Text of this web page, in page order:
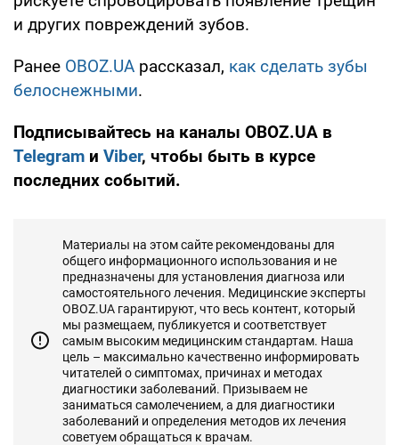
и других повреждений зубов.
Ранее OBOZ.UA рассказал, как сделать зубы
белоснежными.
Подписывайтесь на каналы OBOZ.UA в
Telegram и Viber, чтобы быть в курсе
последних событий.
Материалы на этом сайте рекомендованы для
общего информационного использования и не
предназначены для установления диагноза или
самостоятельного лечения. Медицинские эксперты
OBOZ.UA гарантируют, что весь контент, который
мы размещаем, публикуется и соответствует
самым высоким медицинским стандартам. Наша
цель – максимально качественно информировать
читателей о симптомах, причинах и методах
диагностики заболеваний. Призываем не
заниматься самолечением, а для диагностики
заболеваний и определения методов их лечения
советуем обращаться к врачам.